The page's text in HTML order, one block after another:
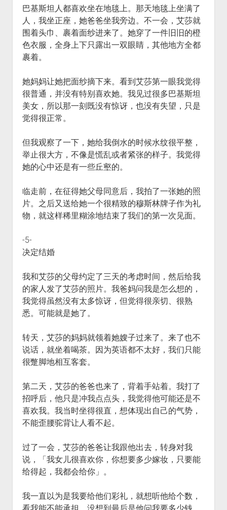
巴基斯坦人都喜欢坐在地毯上。那天地毯上坐满了
人，我坐正座，她爸爸坐我旁边。不一会，艾莎就
围着头巾、裹着面纱进来了。她穿了一件旧旧的橙
色衣服，全身上下只露出一双眼睛，其他地方全都
裹着。
她妈妈让她把面纱摘下来。看到艾莎第一眼我觉得
很普通，并没有特别喜欢她。我见过很多巴基斯坦
美女，所以那一刻既没有惊讶，也没有失望，只是
觉得很正常。
但我观察了一下，她给我倒水的时候水纹很平整，
举止很大方，不像是慌乱或者紧张的样子。我觉得
她的心中还是有一些丘壑的。
临走前，在征得她父母同意后，我拍了一张她的照
片。之后又送给她一个很精致的穆斯林牌子作为礼
物，就这样稀里糊涂地结束了我们的第一次见面。
-5-
决定结婚
我和艾莎的父母约定了三天的考虑时间，然后给我
的家人发了艾莎的照片。我爸妈问我是怎么想的，
我觉得虽然没有太多惊讶，但觉得很亲切、很熟
悉。可能就是她了。
转天，艾莎的妈妈就领着她嫂子过来了。来了也不
说话，就坐着喝茶。因为英语都不太好，我们只能
很蹩脚地相互客套。
第二天，艾莎的爸爸也来了，背着手站着。我打了
招呼后，他只是冲我点点头，我觉得他可能还是不
喜欢我。我当时坐得很直，想体现出自己的气势，
不能歪腰驼背让人看不起。
过了一会，艾莎的爸爸让我跟他出去，转身对我
说，「我女儿很喜欢你，你想要多少嫁妆，只要能
给得起，我都会给你」。
我一直以为是我要给他们彩礼，就想听他给个数，